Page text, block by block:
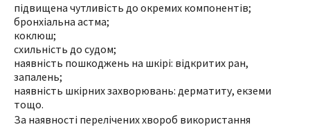
підвищена чутливість до окремих компонентів;
бронхіальна астма;
коклюш;
схильність до судом;
наявність пошкоджень на шкірі: відкритих ран,
запалень;
наявність шкірних захворювань: дерматиту, екземи
тощо.
За наявності перелічених хвороб використання